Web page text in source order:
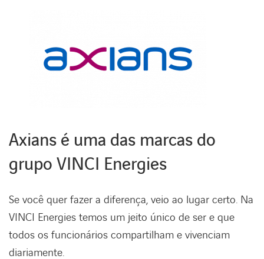
CANAL DE DENÚNCIAS
CARREIRAS
Axians é uma das marcas do
grupo VINCI Energies
Se você quer fazer a diferença, veio ao lugar certo. Na
VINCI Energies temos um jeito único de ser e que
todos os funcionários compartilham e vivenciam
diariamente.